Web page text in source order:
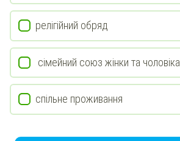
релігійний обряд
сімейний союз жінки та чоловіка
спільне проживання